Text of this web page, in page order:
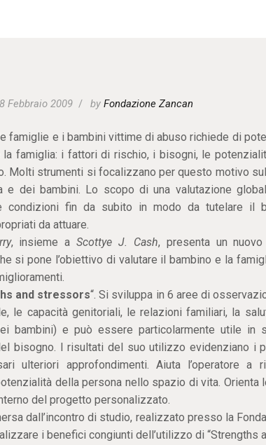
Febbraio 2009 byFondazione Zancan
le famiglie e i bambini vittime di abuso richiede di
la famiglia: i fattori di rischio, i bisogni, le
Molti strumenti si focalizzano per questo motivo
e dei bambini. Lo scopo di una valutazione
condizioni fin da subito in modo da tutelare il
da attuare.
, insieme aScottye J. Cash, presenta un
si pone l’obiettivo di valutare il bambino e la
and stressors“. Si sviluppa in 6 aree di
le capacità genitoriali, le relazioni familiari, la
bambini) e può essere particolarmente utile in
bisogno. I risultati del suo utilizzo evidenziano i
ulteriori approfondimenti. Aiuta l’operatore a
della persona nello spazio di vita. Orienta
del progetto personalizzato.
dall’incontro di studio, realizzato presso la
i benefici congiunti dell’utilizzo di “Strengths